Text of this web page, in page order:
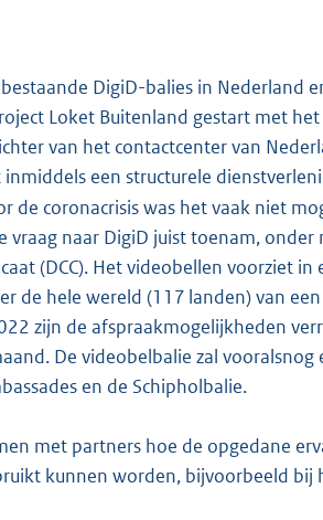
DigiD-balies in Nederland
Loket Buitenland gestart met
van het contactcenter van
een structurele
de coronacrisis was het vaak niet
vraag naar DigiD juist toenam,
(DCC). Het videobellen voorziet
de hele wereld (117 landen) van
zijn de afspraakmogelijkheden
De videobelbalie zal vooralsnog
en de Schipholbalie.
met partners hoe de opgedane
kunnen worden, bijvoorbeeld bij